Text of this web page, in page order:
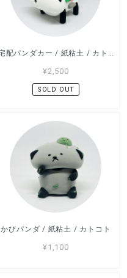
宅配パンダカー / 紙粘土 / カトコト
¥2,500
SOLD OUT
かびパンダ / 紙粘土 / カトコト
¥1,100